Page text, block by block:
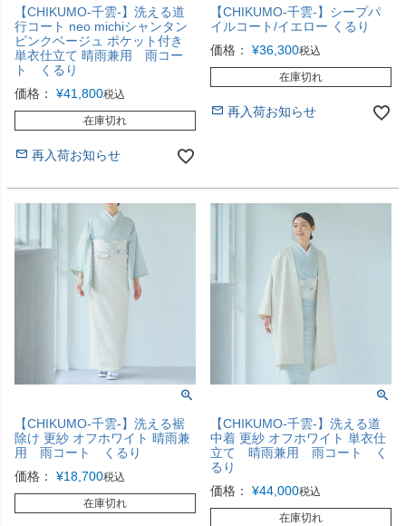
【CHIKUMO-千雲-】洗える道
行コート neo michiシャンタン
ピンクベージュ ポケット付き
単衣仕立て 晴雨兼用 雨コー
ト くるり
価格：
¥41,800税込
在庫切れ
再入荷お知らせ
【CHIKUMO-千雲-】シープパ
イルコート/イエロー くるり
価格：
¥36,300税込
在庫切れ
再入荷お知らせ
【CHIKUMO-千雲-】洗える裾
除け 更紗 オフホワイト 晴雨兼
用 雨コート くるり
価格：
¥18,700税込
在庫切れ
【CHIKUMO-千雲-】洗える道
中着 更紗 オフホワイト 単衣仕
立て 晴雨兼用 雨コート く
るり
価格：
¥44,000税込
在庫切れ